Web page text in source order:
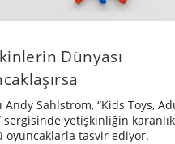
Dünyası
Andy Sahlstrom, “Kids Toys,
sergisinde yetişkinliğin karanlık
oyuncaklarla tasvir ediyor.